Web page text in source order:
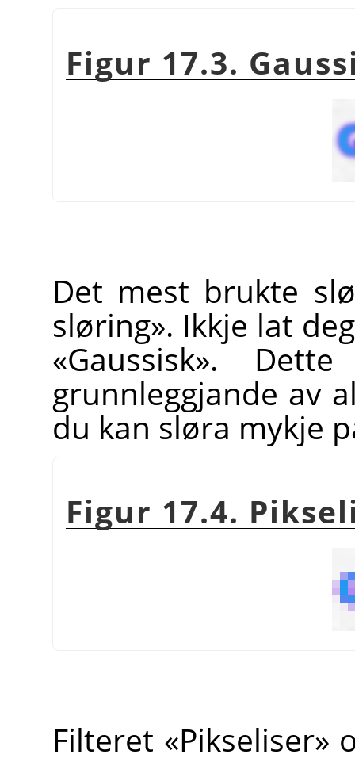
Figur 17.3.
Det mest brukte
sløring». Ikkje lat
«Gaussisk».
grunnleggjande av
du kan sløra mykje
Figur 17.4.
Filteret